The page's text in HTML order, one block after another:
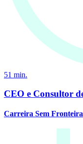
51 min.
CEO e Consultor
Carreira Sem